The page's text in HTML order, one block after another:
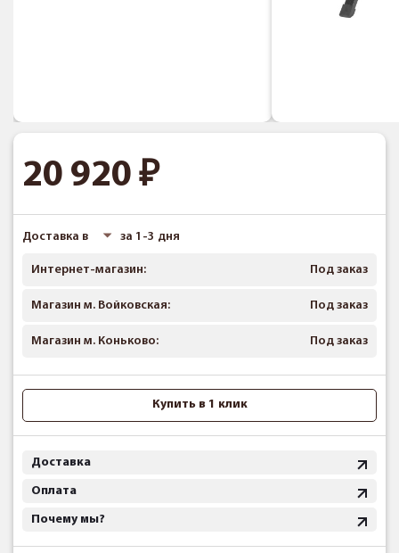
20 920
Доставка в за 1-3 дня
Интернет-магазин: Под заказ
Магазин м. Войковская: Под заказ
Магазин м. Коньково: Под заказ
Купить в 1 клик
Доставка
Оплата
Почему мы?